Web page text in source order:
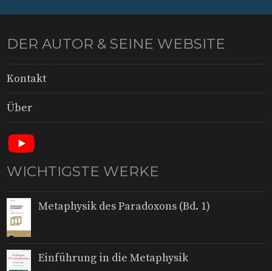
DER AUTOR & SEINE WEBSITE
Kontakt
Über
WICHTIGSTE WERKE
Metaphysik des Paradoxons (Bd. 1)
Einführung in die Metaphysik